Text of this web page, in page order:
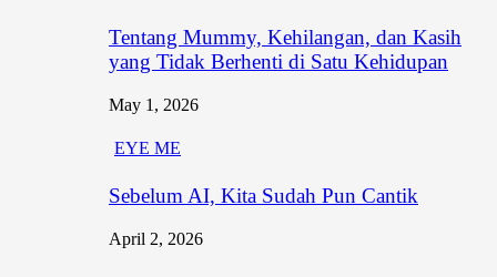
Tentang Mummy, Kehilangan, dan Kasih
yang Tidak Berhenti di Satu Kehidupan
May 1, 2026
EYE ME
Sebelum AI, Kita Sudah Pun Cantik
April 2, 2026